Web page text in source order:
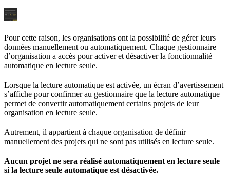
Pour cette raison, les organisations ont la possibilité de gérer leurs
données manuellement ou automatiquement. Chaque gestionnaire
d’organisation a accès pour activer et désactiver la fonctionnalité
automatique en lecture seule.
Lorsque la lecture automatique est activée, un écran d’avertissement
s’affiche pour confirmer au gestionnaire que la lecture automatique
permet de convertir automatiquement certains projets de leur
organisation en lecture seule.
Autrement, il appartient à chaque organisation de définir
manuellement des projets qui ne sont pas utilisés en lecture seule.
Aucun projet ne sera réalisé automatiquement en lecture seule
si la lecture seule automatique est désactivée.